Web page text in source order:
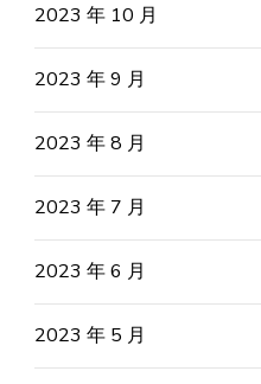
2023 年 10 月
2023 年 9 月
2023 年 8 月
2023 年 7 月
2023 年 6 月
2023 年 5 月